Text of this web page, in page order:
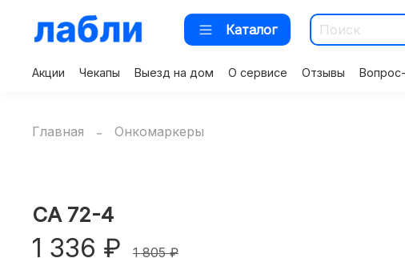
Каталог
Акции Чекапы Выезд на дом О сервисе Отзывы
Главная Онкомаркеры
CA 72-4
1 336 ₽ 1 805 ₽